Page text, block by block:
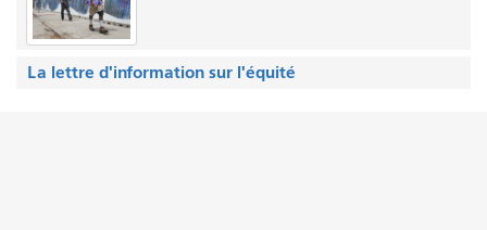
La lettre d'information sur l'équité